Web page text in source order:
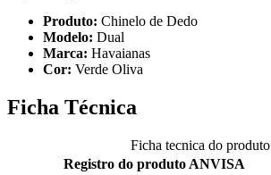
Produto: Chinelo de Dedo
Modelo: Dual
Marca: Havaianas
Cor: Verde Oliva
Ficha Técnica
Ficha tecnica do produto
Registro do produto ANVISA